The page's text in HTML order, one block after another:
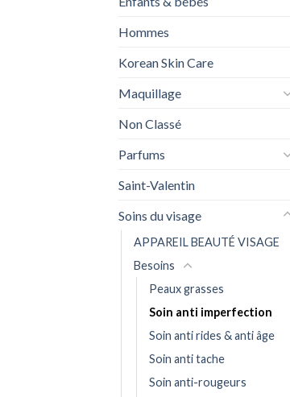
Hommes
Korean Skin Care
Maquillage
Non Classé
Parfums
Saint-Valentin
Soins du visage
APPAREIL BEAUTÉ VISAGE
Besoins
Peaux grasses
Soin anti imperfection
Soin anti rides & anti âge
Soin anti tache
Soin anti-rougeurs